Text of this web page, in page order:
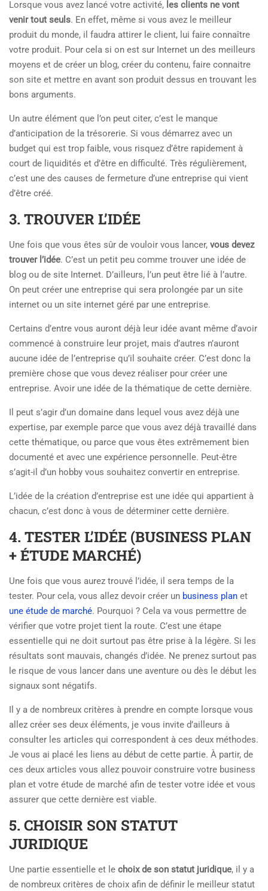
Lorsque vous avez lancé votre activité, les clients ne vont
venir tout seuls. En effet, même si vous avez le meilleur
produit du monde, il faudra attirer le client, lui faire connaître
votre produit. Pour cela si on est sur Internet un des meilleurs
moyens et de créer un blog, créer du contenu, faire connaitre
son site et mettre en avant son produit dessus en trouvant les
bons arguments.
Un autre élément que l’on peut citer, c’est le manque
d’anticipation de la trésorerie. Si vous démarrez avec un
budget qui est trop faible, vous risquez d’être rapidement à
court de liquidités et d’être en difficulté. Très régulièrement,
c’est une des causes de fermeture d’une entreprise qui vient
d’être créé.
3. TROUVER L’IDÉE
Une fois que vous êtes sûr de vouloir vous lancer, vous devez
trouver l’idée. C’est un petit peu comme trouver une idée de
blog ou de site Internet. D’ailleurs, l’un peut être lié à l’autre.
On peut créer une entreprise qui sera prolongée par un site
internet ou un site internet géré par une entreprise.
Certains d’entre vous auront déjà leur idée avant même d’avoir
commencé à construire leur projet, mais d’autres n’auront
aucune idée de l’entreprise qu’il souhaite créer. C’est donc la
première chose que vous devez réaliser pour créer une
entreprise. Avoir une idée de la thématique de cette dernière.
Il peut s’agir d’un domaine dans lequel vous avez déjà une
expertise, par exemple parce que vous avez déjà travaillé dans
cette thématique, ou parce que vous êtes extrêmement bien
documenté et avec une expérience personnelle. Peut-être
s’agit-il d’un hobby vous souhaitez convertir en entreprise.
L’idée de la création d’entreprise est une idée qui appartient à
chacun, c’est donc à vous de déterminer cette dernière.
4. TESTER L’IDÉE (BUSINESS PLAN
+ ÉTUDE MARCHÉ)
Une fois que vous aurez trouvé l’idée, il sera temps de la
tester. Pour cela, vous allez devoir créer un business plan et
une étude de marché. Pourquoi ? Cela va vous permettre de
vérifier que votre projet tient la route. C’est une étape
essentielle qui ne doit surtout pas être prise à la légère. Si les
résultats sont mauvais, changés d’idée. Ne prenez surtout pas
le risque de vous lancer dans une aventure ou dès le début les
signaux sont négatifs.
Il y a de nombreux critères à prendre en compte lorsque vous
allez créer ses deux éléments, je vous invite d’ailleurs à
consulter les articles qui correspondent à ces deux méthodes.
Je vous ai placé les liens au début de cette partie. À partir, de
ces deux articles vous allez pouvoir construire votre business
plan et votre étude de marché afin de tester votre idée et vous
assurer que cette dernière est viable.
5. CHOISIR SON STATUT
JURIDIQUE
Une partie essentielle et le choix de son statut juridique, il y a
de nombreux critères de choix afin de définir le meilleur statut